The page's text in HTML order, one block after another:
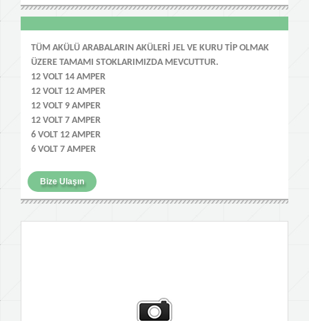
TÜM AKÜLÜ ARABALARIN AKÜLERİ JEL VE KURU TİP OLMAK
ÜZERE TAMAMI STOKLARIMIZDA MEVCUTTUR.
12 VOLT 14 AMPER
12 VOLT 12 AMPER
12 VOLT 9 AMPER
12 VOLT 7 AMPER
6 VOLT 12 AMPER
6 VOLT 7 AMPER
Bize Ulaşın